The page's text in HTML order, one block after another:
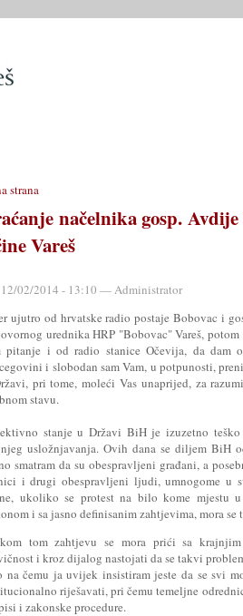
strana
načelnika gosp.
Vareš
02/2014 - 13:10 — Administrator
ujutro od hrvatske radio postaje Bobovac i
urednika HRP "Bobovac" Vareš,
pitanje i od radio stanice Očevija, da dam
i slobodan sam Vam, u potpunosti,
pri tome, moleći Vas unaprijed, za
stavu.
stanje u Državi BiH je izuzetno
usložnjavanja. Ovih dana se diljem BiH
smatram da su obespravljeni građani, a
i drugi obespravljeni ljudi, umnogome u
ukoliko se protest na bilo kome mjestu
i sa jasno definisanim zahtjevima, mora
tom zahtjevu se mora prići sa
i kroz dijalog nastojati da se takvi
na čemu ja uvijek insistiram jeste da se svi
riješavati, pri čemu temeljne
i zakonske procedure.